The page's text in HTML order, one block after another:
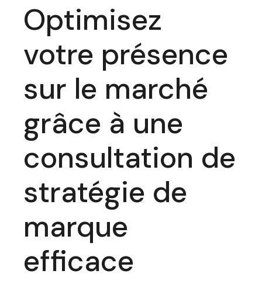
Optimisez
votre présence
sur le marché
grâce à une
consultation de
stratégie de
marque
efficace